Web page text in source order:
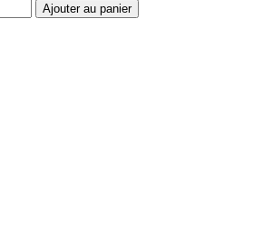
Ajouter au panier